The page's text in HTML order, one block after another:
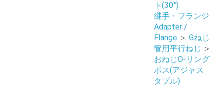
ト(30°)
継手・フランジ
Adapter /
Flange ＞ Gねじ
管用平行ねじ ＞
おねじO-リング
ボス(アジャス
タブル)